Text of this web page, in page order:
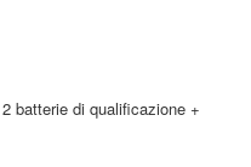
batterie di qualificazione +